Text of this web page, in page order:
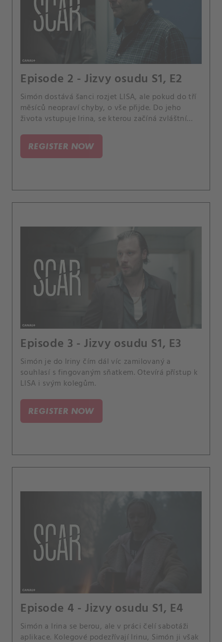
Episode 2 - Jizvy osudu S1, E2
Simón dostává šanci rozjet LISA, ale pokud do tří
měsíců neopraví chyby, o vše přijde. Do jeho
života vstupuje Irina, se kterou začíná zvláštní
REGISTER NOW
Episode 3 - Jizvy osudu S1, E3
Simón je do Iriny čím dál víc zamilovaný a
souhlasí s fingovaným sňatkem. Otevírá přístup k
LISA i svým kolegům.
REGISTER NOW
Episode 4 - Jizvy osudu S1, E4
Simón a Irina se berou, ale v práci čelí sabotáži
aplikace. Kolegové podezřívají Irinu, Simón ji však